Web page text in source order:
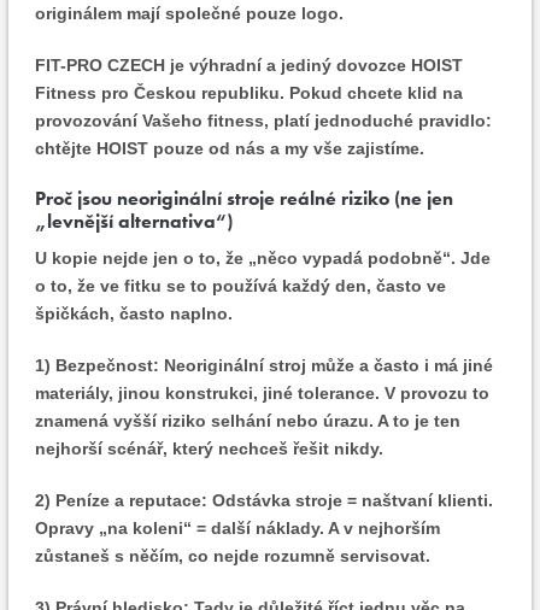
originálem mají společné pouze logo.
FIT-PRO CZECH je výhradní a jediný dovozce HOIST
Fitness pro Českou republiku. Pokud chcete klid na
provozování Vašeho fitness, platí jednoduché pravidlo:
chtějte HOIST pouze od nás a my vše zajistíme.
Proč jsou neoriginální stroje reálné riziko (ne jen
„levnější alternativa“)
U kopie nejde jen o to, že „něco vypadá podobně“. Jde
o to, že ve fitku se to používá každý den, často ve
špičkách, často naplno.
1) Bezpečnost: Neoriginální stroj může a často i má jiné
materiály, jinou konstrukci, jiné tolerance. V provozu to
znamená vyšší riziko selhání nebo úrazu. A to je ten
nejhorší scénář, který nechceš řešit nikdy.
2) Peníze a reputace: Odstávka stroje = naštvaní klienti.
Opravy „na koleni“ = další náklady. A v nejhorším
zůstaneš s něčím, co nejde rozumně servisovat.